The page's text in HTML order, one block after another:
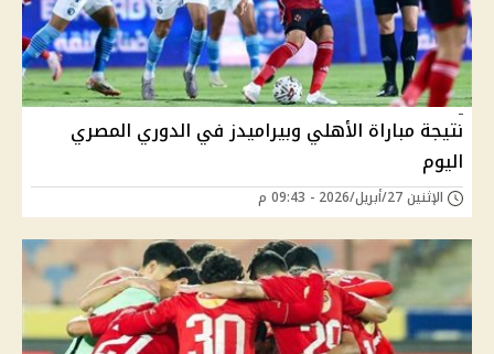
نتيجة مباراة الأهلي وبيراميدز في الدوري المصري
اليوم
الإثنين 27/أبريل/2026 - 09:43 م